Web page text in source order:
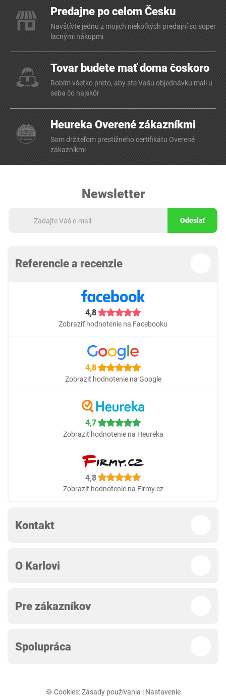
Predajne po celom Česku
Navštívte jednu z mojich niekoľkých predajní so super
lacnými nákupmi
Tovar budete mať doma čoskoro
Robím všetko preto, aby ste Vašu objednávku mali u
seba čo najskôr
Heureka Overené zákazníkmi
Som držiteľom prestížneho certifikátu Overené
zákazníkmi
Newsletter
Odoslať
Referencie a recenzie
4,8
Zobraziť hodnotenie na Facebooku
4,8
Zobraziť hodnotenie na Google
4,7
Zobraziť hodnotenie na Heureka
4,8
Zobraziť hodnotenie na Firmy.cz
Kontakt
O Karlovi
Pre zákazníkov
Spolupráca
🍪 Cookies:Zásady používania | Nastavenie